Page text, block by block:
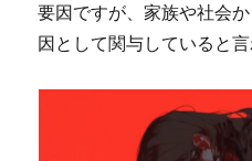
要因ですが、家族や社会
因として関与していると言